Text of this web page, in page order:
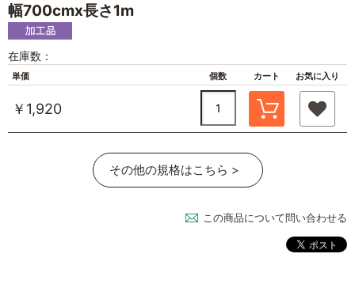
幅700cmx長さ1m
在庫数：
単価 個数 カート お気に入り
￥1,920
その他の規格はこちら >
この商品について問い合わせる